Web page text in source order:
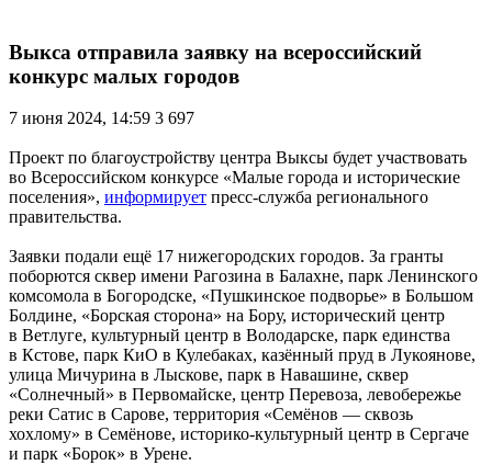
Выкса отправила заявку на всероссийский
конкурс малых городов
7 июня 2024, 14:59 3 697
Проект по благоустройству центра Выксы будет участвовать
во Всероссийском конкурсе «Малые города и исторические
поселения», информирует пресс-служба регионального
правительства.
Заявки подали ещё 17 нижегородских городов. За гранты
поборются сквер имени Рагозина в Балахне, парк Ленинского
комсомола в Богородске, «Пушкинское подворье» в Большом
Болдине, «Борская сторона» на Бору, исторический центр
в Ветлуге, культурный центр в Володарске, парк единства
в Кстове, парк КиО в Кулебаках, казённый пруд в Лукоянове,
улица Мичурина в Лыскове, парк в Навашине, сквер
«Солнечный» в Первомайске, центр Перевоза, левобережье
реки Сатис в Сарове, территория «Семёнов — сквозь
хохлому» в Семёнове, историко-культурный центр в Сергаче
и парк «Борок» в Урене.